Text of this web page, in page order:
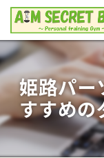
姫路パー
すすめの